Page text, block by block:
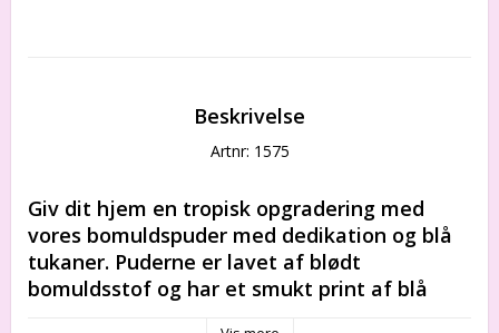
Beskrivelse
Artnr: 1575
Giv dit hjem en tropisk opgradering med
vores bomuldspuder med dedikation og blå
tukaner. Puderne er lavet af blødt
bomuldsstof og har et smukt print af blå